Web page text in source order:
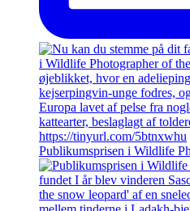
Publikumsprisen i Wildlife